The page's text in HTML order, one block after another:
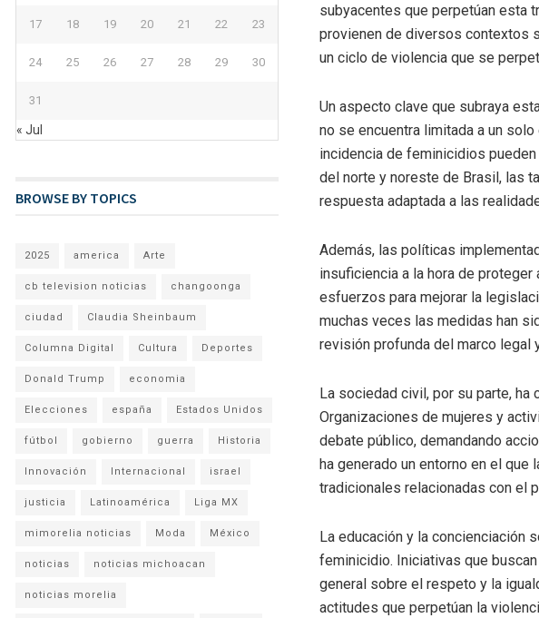
subyacentes que perpetúan esta
provienen de diversos contextos
un ciclo de violencia que se
Un aspecto clave que subraya
no se encuentra limitada a un
incidencia de feminicidios
del norte y noreste de Brasil, las
respuesta adaptada a las
Además, las políticas
insuficiencia a la hora de proteger
esfuerzos para mejorar la
muchas veces las medidas han
revisión profunda del marco legal
La sociedad civil, por su parte, ha
Organizaciones de mujeres y
debate público, demandando
ha generado un entorno en el que
tradicionales relacionadas con el
La educación y la concienciación
feminicidio. Iniciativas que
general sobre el respeto y la
actitudes que perpetúan la
17 18 19 20 21 22 23
24 25 26 27 28 29 30
31
« Jul
BROWSE BY TOPICS
2025 america Arte
cb television noticias changoonga
ciudad Claudia Sheinbaum
Columna Digital Cultura Deportes
Donald Trump economia
Elecciones españa Estados Unidos
fútbol gobierno guerra Historia
Innovación Internacional israel
justicia Latinoamérica Liga MX
mimorelia noticias Moda México
noticias noticias michoacan
noticias morelia